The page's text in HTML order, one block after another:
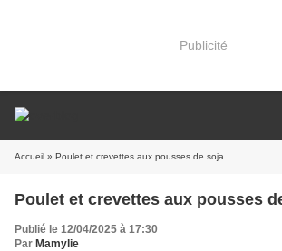
Publicité
Accueil » Poulet et crevettes aux pousses de soja
Poulet et crevettes aux pousses
Publié le 12/04/2025 à 17:30
Par Mamylie